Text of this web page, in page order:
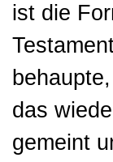
ist die
das
gemeint